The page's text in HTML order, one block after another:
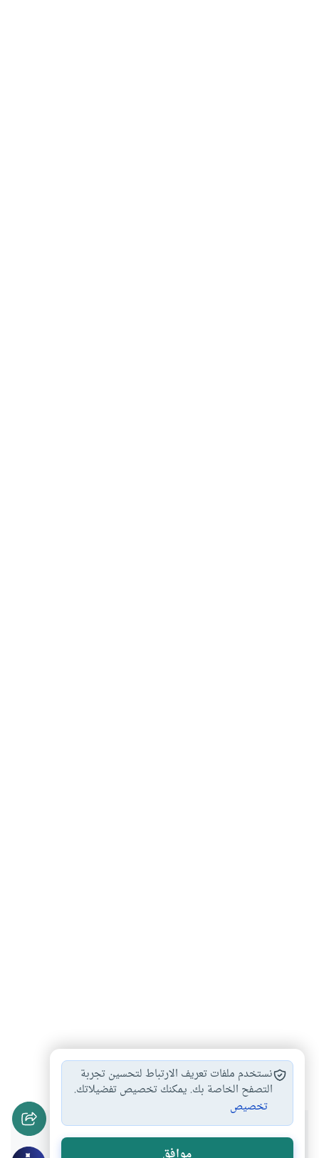
التواصل الاجتماعي أدب الحوار
هل انتفعت بهذا المحتوى؟
نستخدم ملفات تعريف الارتباط لتحسين تجربة
التصفح الخاصة بك. يمكنك تخصيص تفضيلاتك.
تخصيص